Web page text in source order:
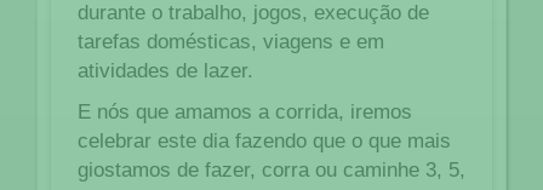
durante o trabalho, jogos, execução de
tarefas domésticas, viagens e em
atividades de lazer.
E nós que amamos a corrida, iremos
celebrar este dia fazendo que o que mais
giostamos de fazer, corra ou caminhe 3, 5,